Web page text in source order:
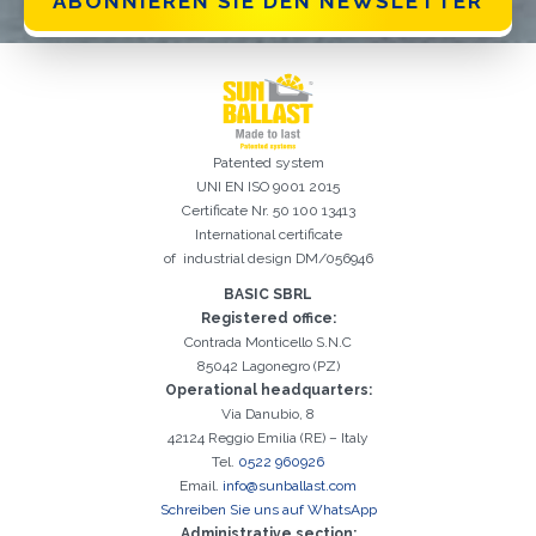
Kontrollkästchen, um mit der Aktivierung fortzufahren
Patented system
UNI EN ISO 9001 2015
Certificate Nr. 50 100 13413
International certificate
of industrial design DM/056946
BASIC SBRL
Registered office:
Contrada Monticello S.N.C
85042 Lagonegro (PZ)
Operational headquarters:
Via Danubio, 8
42124 Reggio Emilia (RE) – Italy
Tel. 0522 960926
Email. info@sunballast.com
Schreiben Sie uns auf WhatsApp